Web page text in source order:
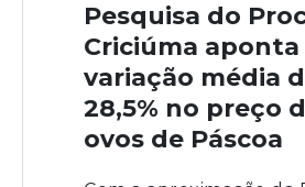
Pesquisa do
Criciúma aponta
variação média
28,5% no preço
ovos de Páscoa